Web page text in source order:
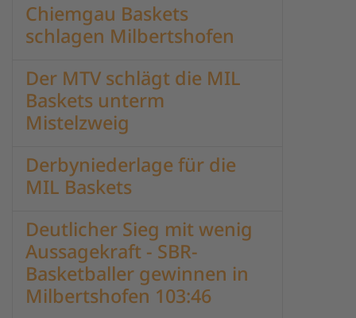
Chiemgau Baskets
schlagen Milbertshofen
Der MTV schlägt die MIL
Baskets unterm
Mistelzweig
Derbyniederlage für die
MIL Baskets
Deutlicher Sieg mit wenig
Aussagekraft - SBR-
Basketballer gewinnen in
Milbertshofen 103:46